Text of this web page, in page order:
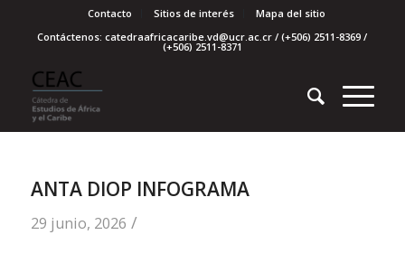
Contacto Sitios de interés
Mapa del sitio
Contáctenos: catedraafricacaribe.vd@ucr.ac.cr / (+506) 2511-8369 /
(+506) 2511-8371
ANTA DIOP INFOGRAMA
29 junio, 2026 /